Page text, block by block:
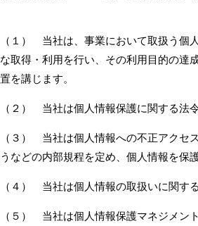
（１） 当社は、事業において取扱う個
な取得・利用を行い、その利用目的の
置を講じます。
（２） 当社は個人情報保護に関する法
（３） 当社は個人情報への不正アクセ
うなどの内部規程を定め、個人情報を保
（４） 当社は個人情報の取扱いに関す
（５） 当社は個人情報保護マネジメン